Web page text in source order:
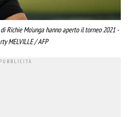
Richie Mo'unga hanno aperto il torneo 2021 -
MELVILLE / AFP